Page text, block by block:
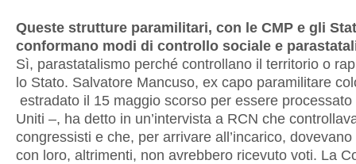
Queste strutture paramilitari, con le CMP e gli
conformano modi di controllo sociale e
Sì, parastatalismo perché controllano il territorio o
lo Stato. Salvatore Mancuso, ex capo paramilitare
estradato il 15 maggio scorso per essere
Uniti –, ha detto in un’intervista a RCN che
congressisti e che, per arrivare all’incarico,
con loro, altrimenti, non avrebbero ricevuto voti. La